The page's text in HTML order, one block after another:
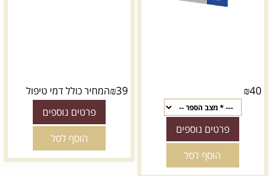
₪40
פרטים נוספים
הוסף לסל
₪39 המחיר כולל דמי טיפול
פרטים נוספים
הוסף לסל